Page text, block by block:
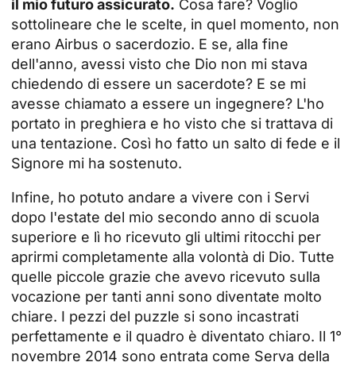
il mio futuro assicurato. Cosa fare? Voglio
sottolineare che le scelte, in quel momento, non
erano Airbus o sacerdozio. E se, alla fine
dell'anno, avessi visto che Dio non mi stava
chiedendo di essere un sacerdote? E se mi
avesse chiamato a essere un ingegnere? L'ho
portato in preghiera e ho visto che si trattava di
una tentazione. Così ho fatto un salto di fede e il
Signore mi ha sostenuto.
Infine, ho potuto andare a vivere con i Servi
dopo l'estate del mio secondo anno di scuola
superiore e lì ho ricevuto gli ultimi ritocchi per
aprirmi completamente alla volontà di Dio. Tutte
quelle piccole grazie che avevo ricevuto sulla
vocazione per tanti anni sono diventate molto
chiare. I pezzi del puzzle si sono incastrati
perfettamente e il quadro è diventato chiaro. Il 1°
novembre 2014 sono entrata come Serva della